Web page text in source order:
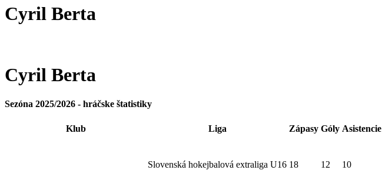
Cyril Berta
Cyril Berta
Sezóna 2025/2026 - hráčske štatistiky
Klub Liga Zápasy Góly Asistencie
Slovenská hokejbalová extraliga U16 18 12 10